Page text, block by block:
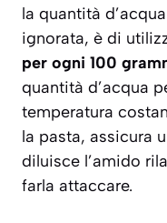
la quantità
ignorata, è di
per ogni 100
quantità d’acqua
temperatura
la pasta, assicura
diluisce l’amido
farla attaccare.